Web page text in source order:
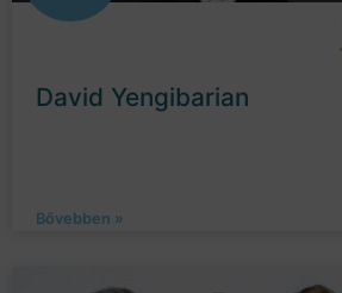
David Yengibarian
Bővebben »